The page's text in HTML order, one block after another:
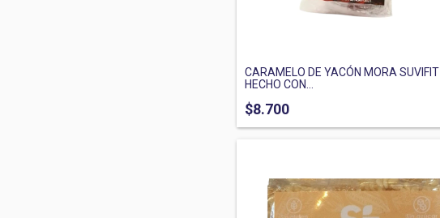
CARAMELO DE YACÓN MORA SUVIFIT
HECHO CON...
$8.700